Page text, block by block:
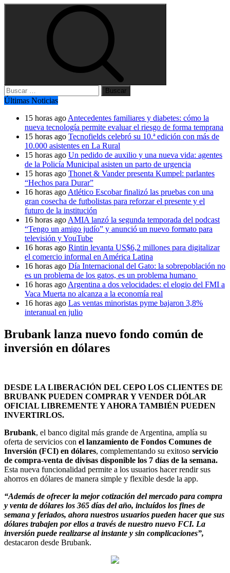
Buscar:
Últimas Noticias
15 horas ago Antecedentes familiares y diabetes: cómo la
nueva tecnología permite evaluar el riesgo de forma temprana
15 horas ago Tecnofields celebró su 10.ª edición con más de
10.000 asistentes en La Rural
15 horas ago Un pedido de auxilio y una nueva vida: agentes
de la Policía Municipal asisten un parto de urgencia
15 horas ago Thonet & Vander presenta Kumpel: parlantes
“Hechos para Durar”
16 horas ago Atlético Escobar finalizó las pruebas con una
gran cosecha de futbolistas para reforzar el presente y el
futuro de la institución
16 horas ago AMIA lanzó la segunda temporada del podcast
“Tengo un amigo judío” y anunció un nuevo formato para
televisión y YouTube
16 horas ago Rintin levanta US$6,2 millones para digitalizar
el comercio informal en América Latina
16 horas ago Día Internacional del Gato: la sobrepoblación no
es un problema de los gatos, es un problema humano
16 horas ago Argentina a dos velocidades: el elogio del FMI a
Vaca Muerta no alcanza a la economía real
16 horas ago Las ventas minoristas pyme bajaron 3,8%
interanual en julio
Brubank lanza nuevo fondo común de
inversión en dólares
DESDE LA LIBERACIÓN DEL CEPO LOS CLIENTES DE
BRUBANK PUEDEN COMPRAR Y VENDER DÓLAR
OFICIAL LIBREMENTE Y AHORA TAMBIÉN PUEDEN
INVERTIRLOS.
Brubank, el banco digital más grande de Argentina, amplía su
oferta de servicios con el lanzamiento de Fondos Comunes de
Inversión (FCI) en dólares, complementando su exitoso servicio
de compra-venta de divisas disponible los 7 días de la semana.
Esta nueva funcionalidad permite a los usuarios hacer rendir sus
ahorros en dólares de manera simple y flexible desde la app.
“Además de ofrecer la mejor cotización del mercado para compra
y venta de dólares los 365 días del año, incluídos los fines de
semana y feriados, ahora nuestros usuarios pueden hacer que sus
dólares trabajen por ellos a través de nuestro nuevo FCI. La
inversión puede realizarse al instante y sin complicaciones”,
destacaron desde Brubank.